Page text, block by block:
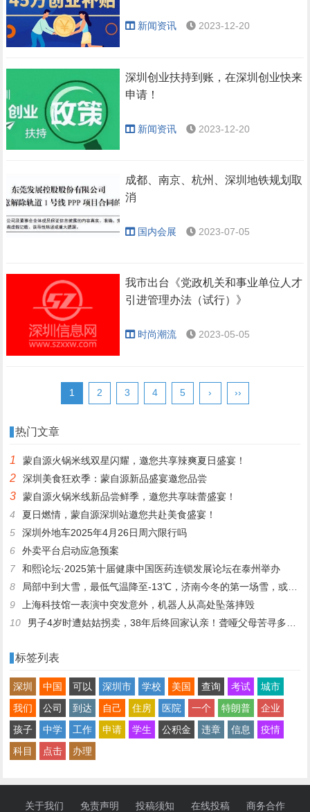
新闻资讯 2023-12-20
深圳创业扶持到账，在深圳创业快来
申请！
新闻资讯 2023-12-20
成都、南京、杭州、深圳地铁规划取
消
国内会展 2023-07-05
我市出台《党政机关和事业单位人才
引进管理办法（试行）》
时尚潮流 2023-05-05
1 2 3 4 5 › ››
热门文章
1 蒙自源火锅米线双星闪耀，邀您共享辣爽夏日盛宴！
2 深圳美食狂欢季：蒙自源新品盛宴邀您品尝
3
蒙自源火锅米线新品尝鲜季，邀您共享味蕾盛宴！
4
夏日燃情，蒙自源深圳站邀您共赴美食盛宴！
5
深圳外地车2025年4月26日周六限行吗
6
外卖平台启动应急预案
7
和熙论坛·2025第十届健康中国医药连锁发展论坛在泰州举办
8
局部中到大雪，最低气温降至-13℃，济南今冬的第一场雪，或跟去年同一时间！
9
上海科技馆一表演中突发意外，机器人从高处坠落摔毁
10
男子4岁时遭姑姑拐卖，38年后终回家认亲！聋哑父母苦寻多年，母亲已抱憾离世丨红星寻人
标签列表
深圳 中国 可以 深圳市 学校 美国 查询 考试
城市
我们
公司 到达 自己 住房 医院 一个 特朗普
企业
孩子
中学 工作 申请 学生 公积金 违章 信息
疫情
科目
点击 办理
关于我们 免责声明 投稿须知 在线投稿 商务合作